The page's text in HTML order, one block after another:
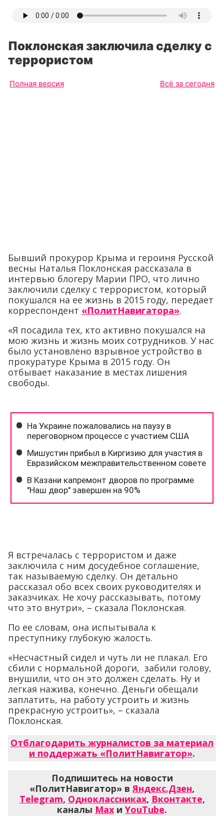
Поклонская заключила сделку с
террористом
Полная версия Всё за сегодня
Бывший прокурор Крыма и героиня Русской
весны Наталья Поклонская рассказала в
интервью блогеру Марии ПРО, что лично
заключили сделку с террористом, который
покушался на ее жизнь в 2015 году, передает
корреспондент «ПолитНавигатора».
«Я посадила тех, кто активно покушался на
мою жизнь и жизнь моих сотрудников. У нас
было установлено взрывное устройство в
прокуратуре Крыма в 2015 году. Он
отбывает наказание в местах лишения
свободы.
Я встречалась с террористом и даже
заключила с ним досудебное соглашение,
так называемую сделку. Он детально
рассказал обо всех своих руководителях и
заказчиках. Не хочу рассказывать, потому
что это внутри», – сказала Поклонская.
По ее словам, она испытывала к
преступнику глубокую жалость.
«Несчастный сидел и чуть ли не плакал. Его
сбили с нормальной дороги, забили голову,
внушили, что он это должен сделать. Ну и
легкая нажива, конечно. Деньги обещали
заплатить, на работу устроить и жизнь
прекрасную устроить», – сказала
Поклонская.
Отблагодарить журналистов за материал
и поддержать «ПолитНавигатор».
Подпишитесь на новости
«ПолитНавигатор» в Яндекс.Дзен,
Telegram, Одноклассниках, Вконтакте,
каналы Max и YouTube.